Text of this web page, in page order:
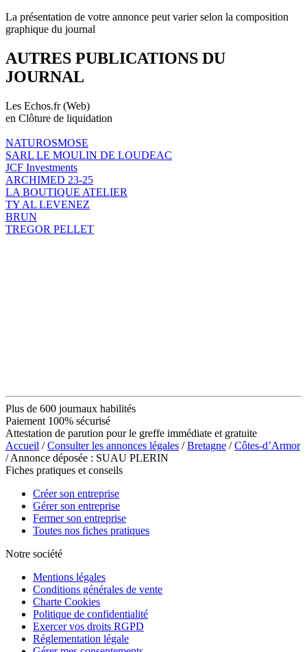
La présentation de votre annonce peut varier selon la composition
graphique du journal
AUTRES PUBLICATIONS DU
JOURNAL
Les Echos.fr (Web)
en Clôture de liquidation
NATUROSMOSE
SARL LE MOULIN DE LOUDEAC
JCF Investments
ARCHIMED 23-25
LA BOUTIQUE ATELIER
TY AL LEVENEZ
BRUN
TREGOR PELLET
Plus de 600 journaux habilités
Paiement 100% sécurisé
Attestation de parution pour le greffe immédiate et gratuite
Accueil /Consulter les annonces légales /Bretagne /Côtes-d’Armor
/ Annonce déposée : SUAU PLERIN
Fiches pratiques et conseils
Créer son entreprise
Gérer son entreprise
Fermer son entreprise
Toutes nos fiches pratiques
Notre société
Mentions légales
Conditions générales de vente
Charte Cookies
Politique de confidentialité
Exercer vos droits RGPD
Réglementation légale